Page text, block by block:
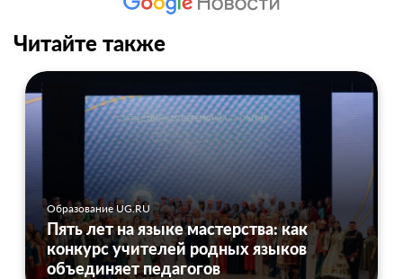
Читайте также
Образование UG.RU
Пять лет на языке мастерства: как
конкурс учителей родных языков
объединяет педагогов